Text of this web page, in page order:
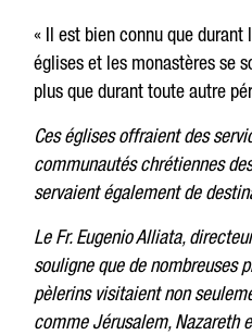
« Il est bien connu que durant
églises et les monastères se
plus que durant toute autre
Ces églises offraient des
communautés chrétiennes
servaient également de
Le Fr. Eugenio Alliata,
souligne que de nombreuses
pèlerins visitaient non
comme Jérusalem, Nazareth